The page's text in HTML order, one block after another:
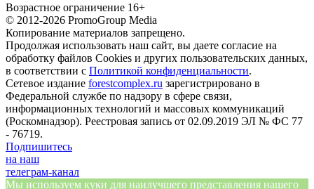
Возрастное ограничение 16+
© 2012-2026 PromoGroup Media
Копирование материалов запрещено.
Продолжая использовать наш сайт, вы даете согласие на
обработку файлов Cookies и других пользовательских данных,
в соответствии с Политикой конфиденциальности.
Сетевое издание forestcomplex.ru зарегистрировано в
Федеральной службе по надзору в сфере связи,
информационных технологий и массовых коммуникаций
(Роскомнадзор). Реестровая запись от 02.09.2019 ЭЛ № ФС 77
- 76719.
Подпишитесь
на наш
телеграм-канал
Мы используем куки для наилучшего представления нашего